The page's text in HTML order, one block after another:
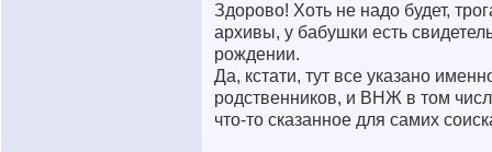
Здорово! Хоть не надо будет,
архивы, у бабушки есть
рождении.
Да, кстати, тут все указано
родственников, и ВНЖ в том
что-то сказанное для самих